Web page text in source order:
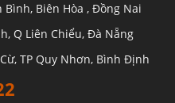
Bình, Biên Hòa , Đồng Nai
Q Liên Chiểu, Đà Nẵng
TP Quy Nhơn, Bình Định